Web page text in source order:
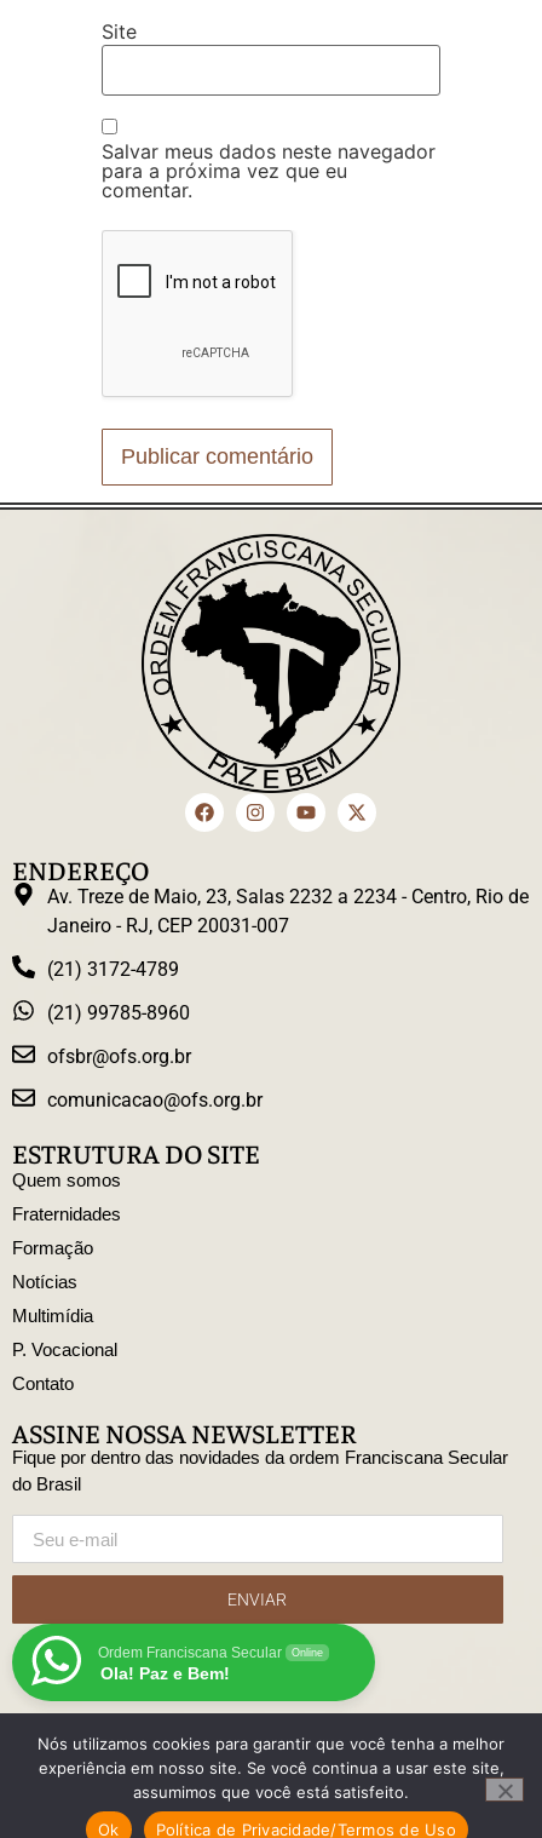
Site
Salvar meus dados neste navegador
para a próxima vez que eu
comentar.
ENDEREÇO
Av. Treze de Maio, 23, Salas 2232 a 2234 - Centro, Rio de
Janeiro - RJ, CEP 20031-007
(21) 3172-4789
(21) 99785-8960
ofsbr@ofs.org.br
comunicacao@ofs.org.br
ESTRUTURA DO SITE
Quem somos
Fraternidades
Formação
Notícias
Multimídia
P. Vocacional
Contato
ASSINE NOSSA NEWSLETTER
Fique por dentro das novidades da ordem Franciscana Secular
do Brasil
ENVIAR
Ordem Franciscana Secular Online
Ola! Paz e Bem!
© Copyright Ordem Franciscana Secular do Brasil
Nós utilizamos cookies para garantir que você tenha a melhor
experiência em nosso site. Se você continua a usar este site,
assumimos que você está satisfeito.
Ok
Política de Privacidade/Termos de Uso